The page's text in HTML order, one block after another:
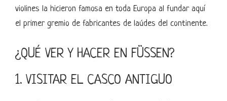
violines la hicieron famosa en toda Europa al fundar aquí
el primer gremio de fabricantes de laúdes del continente.
¿QUÉ VER Y HACER EN FÜSSEN?
1. VISITAR EL CASCO ANTIGUO